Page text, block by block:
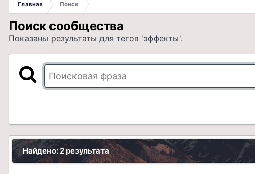
Главная
Поиск
Поиск сообщества
Показаны результаты для тегов 'эффекты'.
Найдено: 2 результата